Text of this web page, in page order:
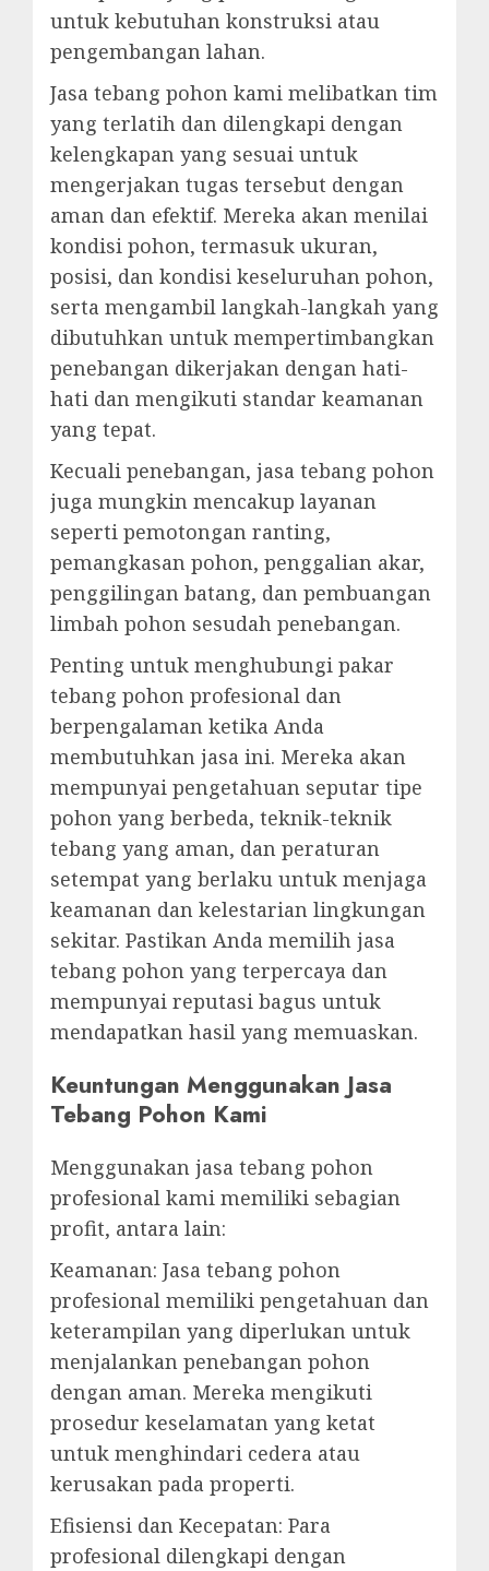
untuk kebutuhan konstruksi atau
pengembangan lahan.
Jasa tebang pohon kami melibatkan tim
yang terlatih dan dilengkapi dengan
kelengkapan yang sesuai untuk
mengerjakan tugas tersebut dengan
aman dan efektif. Mereka akan menilai
kondisi pohon, termasuk ukuran,
posisi, dan kondisi keseluruhan pohon,
serta mengambil langkah-langkah yang
dibutuhkan untuk mempertimbangkan
penebangan dikerjakan dengan hati-
hati dan mengikuti standar keamanan
yang tepat.
Kecuali penebangan, jasa tebang pohon
juga mungkin mencakup layanan
seperti pemotongan ranting,
pemangkasan pohon, penggalian akar,
penggilingan batang, dan pembuangan
limbah pohon sesudah penebangan.
Penting untuk menghubungi pakar
tebang pohon profesional dan
berpengalaman ketika Anda
membutuhkan jasa ini. Mereka akan
mempunyai pengetahuan seputar tipe
pohon yang berbeda, teknik-teknik
tebang yang aman, dan peraturan
setempat yang berlaku untuk menjaga
keamanan dan kelestarian lingkungan
sekitar. Pastikan Anda memilih jasa
tebang pohon yang terpercaya dan
mempunyai reputasi bagus untuk
mendapatkan hasil yang memuaskan.
Keuntungan Menggunakan Jasa
Tebang Pohon Kami
Menggunakan jasa tebang pohon
profesional kami memiliki sebagian
profit, antara lain:
Keamanan: Jasa tebang pohon
profesional memiliki pengetahuan dan
keterampilan yang diperlukan untuk
menjalankan penebangan pohon
dengan aman. Mereka mengikuti
prosedur keselamatan yang ketat
untuk menghindari cedera atau
kerusakan pada properti.
Efisiensi dan Kecepatan: Para
profesional dilengkapi dengan